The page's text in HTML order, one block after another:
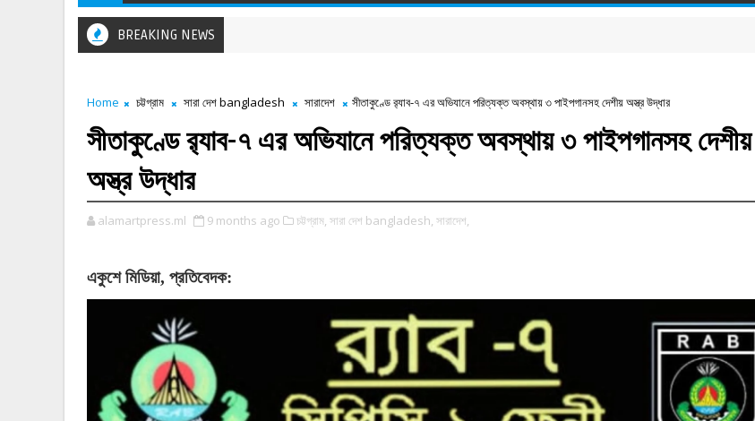
BREAKING NEWS
Home চট্টগ্রাম সারা দেশ bangladesh সারাদেশ সীতাকুণ্ডে র‌্যাব-৭ এর অভিযানে পরিত্যক্ত অবস্থায় ৩ পাইপগানসহ দেশীয় অস্ত্র উদ্ধার
সীতাকুণ্ডে র‌্যাব-৭ এর অভিযানে পরিত্যক্ত অবস্থায় ৩ পাইপগানসহ দেশীয়
অস্ত্র উদ্ধার
alamartpress.ml 9 months ago চট্টগ্রাম, সারা দেশ bangladesh, সারাদেশ,
একুশে মিডিয়া, প্রতিবেদক: